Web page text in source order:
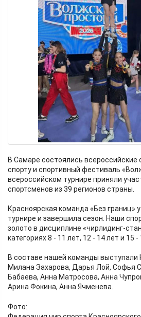
В Самаре состоялись всероссийские
спорту и спортивный фестиваль
всероссийском турнире приняли
спортсменов из 39 регионов страны.
Красноярская команда «Без границ»
турнире и завершила сезон. Наши
золото в дисциплине «чирлидинг-
категориях 8 - 11 лет, 12 - 14 лет и 15 -
В составе нашей команды выступали
Милана Захарова, Дарья Лой, Софья
Бабаева, Анна Матросова, Анна
Арина Фокина, Анна Ячменева.
Фото: